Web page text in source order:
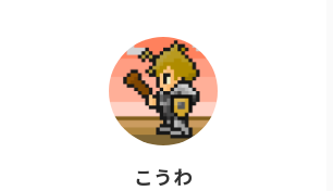
こうわ